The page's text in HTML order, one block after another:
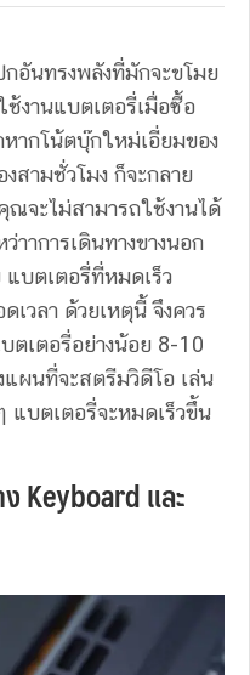
อันทรงพลังที่มักจะขโมย
ช้งานแบตเตอรี่เมื่อซื้อ
ากโน้ตบุ๊กใหม่เอี่ยมของ
สามชั่วโมง ก็จะกลาย
ณจะไม่สามารถใช้งานได้
าาการเดินทางขางนอก
แบตเตอรี่ที่หมดเร็ว
วลา ด้วยเหตุนี้ จึงควร
ตเตอรี่อย่างน้อย 8-10
แผนที่จะสตรีมวิดีโอ เล่น
บตเตอรี่จะหมดเร็วขึ้น
Keyboard และ